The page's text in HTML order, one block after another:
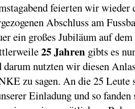
feierten wir wieder
Abschluss am
ein großes Jubiläum auf
25 Jahren gibts es
darum nutzten wir diesen
zu sagen. An die 25 Leute
Einladung und so